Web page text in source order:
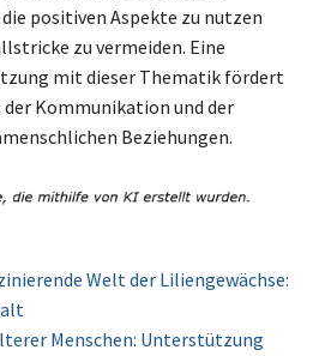
positiven Aspekte zu nutzen
zu vermeiden. Eine
mit dieser Thematik fördert
der Kommunikation und der
Beziehungen.
Welt der Liliengewächse:
Menschen: Unterstützung